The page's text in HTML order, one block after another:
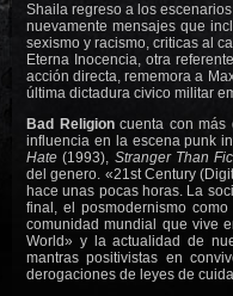
Shaila regreso a los
nuevamente mensajes que
sexismo y racismo, criticas al
Eterna Inocencia, otra
acción directa, rememora a
última dictadura civico militar
Bad Religioncuenta con más
influencia en la escena punk
Hate (1993), Stranger Than
del genero. «21st Century
hace unas pocas horas. La
final, el posmodernismo
comunidad mundial que vive
World» y la actualidad de
mantras positivistas en
derogaciones de leyes de